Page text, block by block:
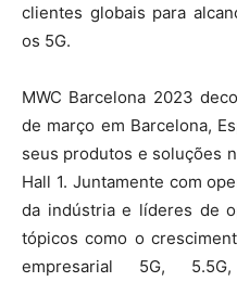
clientes globais para
os 5G.
MWC Barcelona 2023
de março em Barcelona,
seus produtos e soluções
Hall 1. Juntamente com
da indústria e líderes de
tópicos como o
empresarial 5G,